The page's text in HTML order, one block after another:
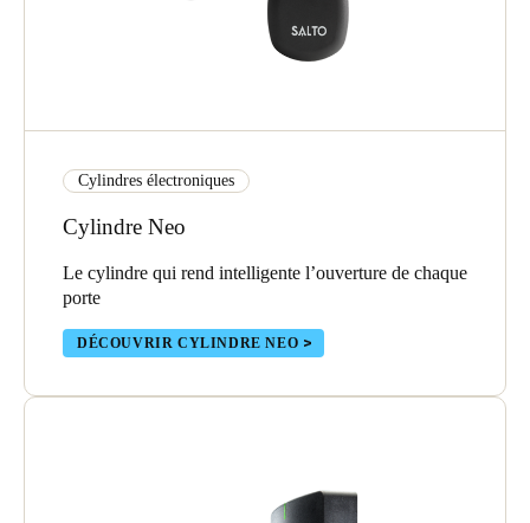
Cylindres électroniques
Cylindre Neo
Le cylindre qui rend intelligente l’ouverture de chaque
porte
DÉCOUVRIR CYLINDRE NEO